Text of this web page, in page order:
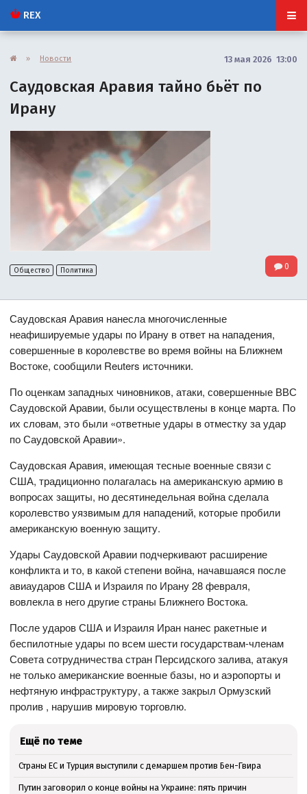
REX
» Новости 13 мая 2026 13:00
Саудовская Аравия тайно бьёт по
Ирану
Общество Политика 0
Саудовская Аравия нанесла многочисленные
неафишируемые удары по Ирану в ответ на нападения,
совершенные в королевстве во время войны на Ближнем
Востоке, сообщили Reuters источники.
По оценкам западных чиновников, атаки, совершенные ВВС
Саудовской Аравии, были осуществлены в конце марта. По
их словам, это были «ответные удары в отместку за удар
по Саудовской Аравии».
Саудовская Аравия, имеющая тесные военные связи с
США, традиционно полагалась на американскую армию в
вопросах защиты, но десятинедельная война сделала
королевство уязвимым для нападений, которые пробили
американскую военную защиту.
Удары Саудовской Аравии подчеркивают расширение
конфликта и то, в какой степени война, начавшаяся после
авиаударов США и Израиля по Ирану 28 февраля,
вовлекла в него другие страны Ближнего Востока.
После ударов США и Израиля Иран нанес ракетные и
беспилотные удары по всем шести государствам-членам
Совета сотрудничества стран Персидского залива, атакуя
не только американские военные базы, но и аэропорты и
нефтяную инфраструктуру, а также закрыл Ормузский
пролив , нарушив мировую торговлю.
Ещё по теме
Страны ЕС и Турция выступили с демаршем против Бен-Гвира
Путин заговорил о конце войны на Украине: пять причин